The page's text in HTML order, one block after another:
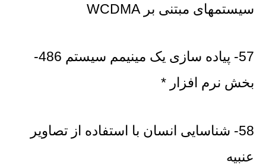
سیستمهای مبتنی بر WCDMA
57- پیاده سازی یک مینیمم سیستم 486-
بخش نرم افزار *
58- شناسایی انسان با استفاده از تصاویر
عنبیه